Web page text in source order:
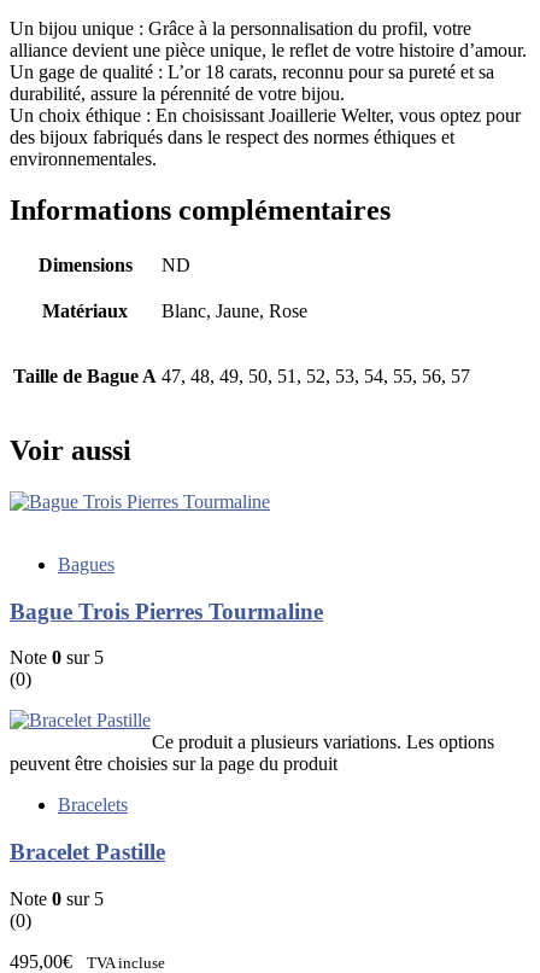
Un bijou unique : Grâce à la personnalisation du profil, votre
alliance devient une pièce unique, le reflet de votre histoire d’amour.
Un gage de qualité : L’or 18 carats, reconnu pour sa pureté et sa
durabilité, assure la pérennité de votre bijou.
Un choix éthique : En choisissant Joaillerie Welter, vous optez pour
des bijoux fabriqués dans le respect des normes éthiques et
environnementales.
Informations complémentaires
Dimensions ND
Matériaux Blanc, Jaune, Rose
Taille de Bague A 47, 48, 49, 50, 51, 52, 53, 54, 55, 56, 57
Voir aussi
Bagues
Bague Trois Pierres Tourmaline
Note 0 sur 5
(0)
Ce produit a plusieurs variations. Les options
peuvent être choisies sur la page du produit
Bracelets
Bracelet Pastille
Note 0 sur 5
(0)
495,00€ TVA incluse